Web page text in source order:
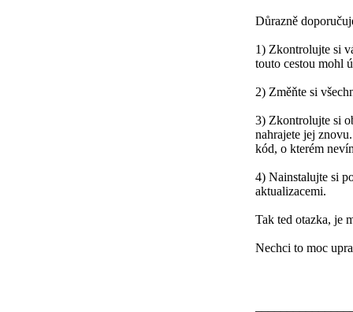
Důrazně
1) Zkontrolujte si
touto cestou mohl
2) Změňte si
3) Zkontrolujte si
nahrajete jej
kód, o kterém
4) Nainstalujte si
aktualizacemi.
Tak ted otazka, je
Nechci to moc